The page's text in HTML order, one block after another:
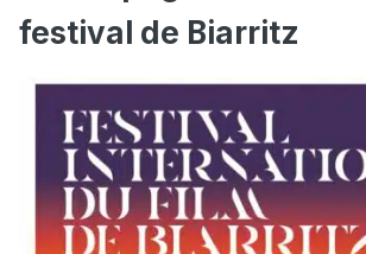
festival de Biarritz